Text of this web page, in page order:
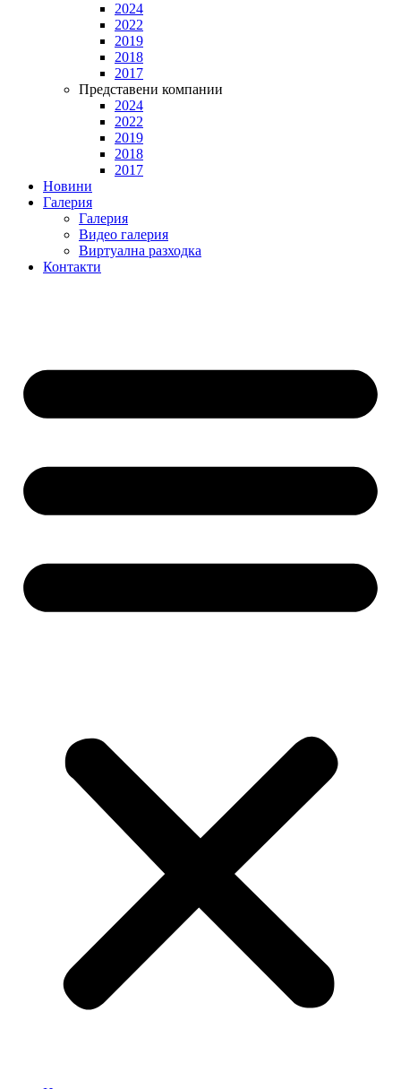
2024
2022
2019
2018
2017
Представени компании
2024
2022
2019
2018
2017
Новини
Галерия
Галерия
Видео галерия
Виртуална разходка
Контакти